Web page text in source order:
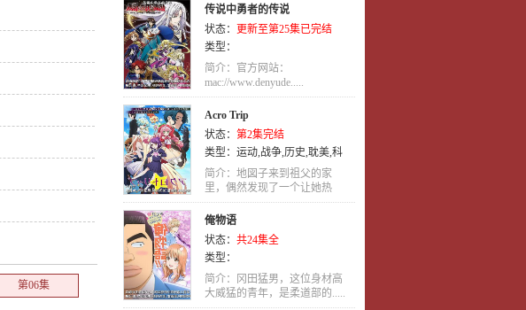
第06集
传说中勇者的传说
状态： 更新至第25集已完结
类型：
简介：官方网站：
mac://www.denyude.....
Acro Trip
状态： 第2集完结
类型： 运动,战争,历史,耽美,科
幻,青春,冒险,犯罪,少年,少年爱
日语 ,奇幻,动画,喜剧
简介：地図子来到祖父的家
里，偶然发现了一个让她热
血.....
俺物语
状态： 共24集全
类型：
简介：冈田猛男，这位身材高
大威猛的青年，是柔道部的.....